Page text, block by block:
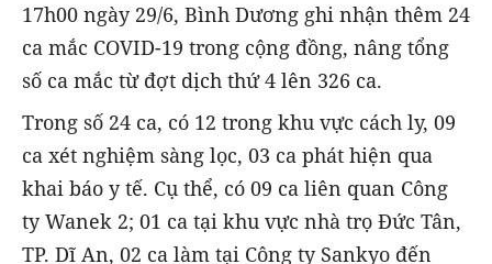
17h00 ngày 29/6, Bình Dương ghi nhận thêm 24
ca mắc COVID-19 trong cộng đồng, nâng tổng
số ca mắc từ đợt dịch thứ 4 lên 326 ca.
​Trong số 24 ca, có 12 trong khu vực cách ly, 09
ca xét nghiệm sàng lọc, 03 ca phát hiện qua
khai báo y tế. Cụ thể, có 09 ca liên quan Công
ty Wanek 2; 01 ca tại khu vực nhà trọ Đức Tân,
TP. Dĩ An, 02 ca làm tại Công ty Sankyo đến